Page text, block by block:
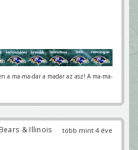
a ma-ma-dar a madar az asz! A ma-ma-
több mint 4 éve
& Illinois